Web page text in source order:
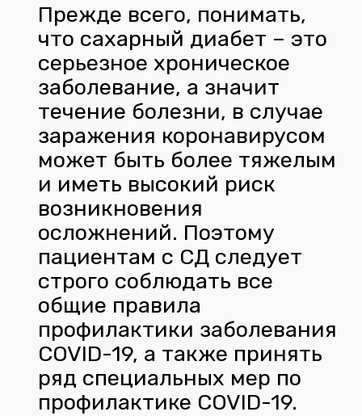
Прежде всего, понимать,
что сахарный диабет – это
серьезное хроническое
заболевание, а значит
течение болезни, в случае
заражения коронавирусом
может быть более тяжелым
и иметь высокий риск
возникновения
осложнений. Поэтому
пациентам с СД следует
строго соблюдать все
общие правила
профилактики заболевания
COVID-19, а также принять
ряд специальных мер по
профилактике COVID-19.